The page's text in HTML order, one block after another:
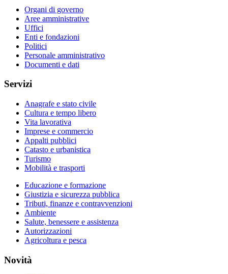
Organi di governo
Aree amministrative
Uffici
Enti e fondazioni
Politici
Personale amministrativo
Documenti e dati
Servizi
Anagrafe e stato civile
Cultura e tempo libero
Vita lavorativa
Imprese e commercio
Appalti pubblici
Catasto e urbanistica
Turismo
Mobilità e trasporti
Educazione e formazione
Giustizia e sicurezza pubblica
Tributi, finanze e contravvenzioni
Ambiente
Salute, benessere e assistenza
Autorizzazioni
Agricoltura e pesca
Novità